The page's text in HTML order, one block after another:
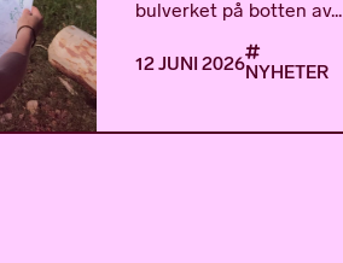
bulverket på botten av...
12 JUNI 2026NYHETER